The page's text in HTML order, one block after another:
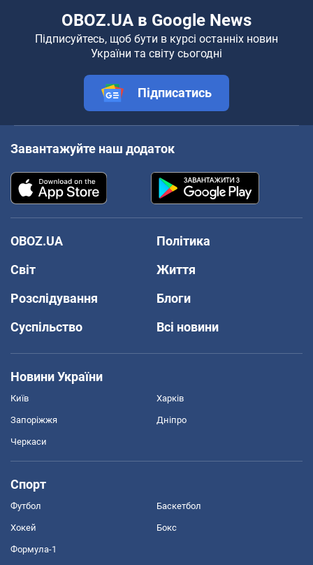
OBOZ.UA в Google News
Підписуйтесь, щоб бути в курсі останніх новин
України та світу сьогодні
Підписатись
Завантажуйте наш додаток
OBOZ.UA
Політика
Світ
Життя
Розслідування
Блоги
Суспільство
Всі новини
Новини України
Київ Харків
Запоріжжя Дніпро
Черкаси
Спорт
Футбол Баскетбол
Хокей Бокс
Формула-1